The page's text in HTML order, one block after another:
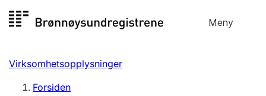
til
Meny
Registersøk
Aksjeselskap
Virksomhetsopplysninger
Forsiden